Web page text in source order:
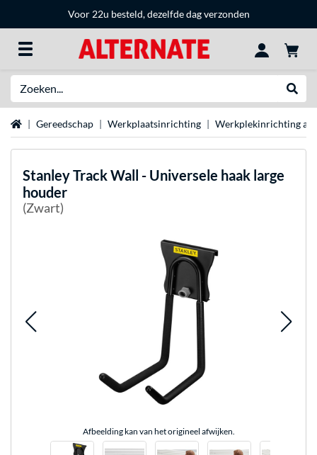
Voor 22u besteld, dezelfde dag verzonden
HomeGereedschap Werkplaatsinrichting Werkplekinrichting
StanleyTrack Wall - Universele haak large
houder
(Zwart)
Afbeelding kan van het origineel afwijken.